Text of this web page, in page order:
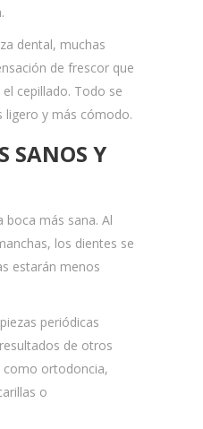
dental, muchas
de frescor que
cepillado. Todo se
ligero y más cómodo.
SANOS Y
boca más sana. Al
los dientes se
estarán menos
periódicas
de otros
ortodoncia,
o